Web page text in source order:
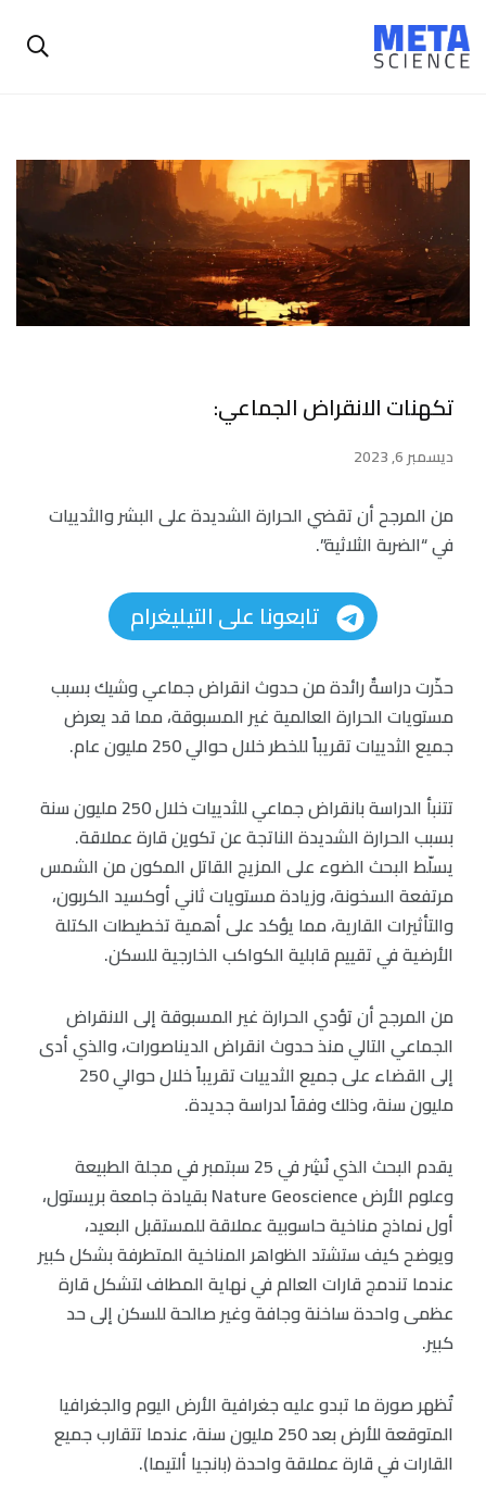
تكهنات الانقراض الجماعي:
ديسمبر 6, 2023
من المرجح أن تقضي الحرارة الشديدة على البشر والثدييات
في “الضربة الثلاثية”.
تابعونا على التيليغرام
حذّرت دراسةٌ رائدة من حدوث انقراض جماعي وشيك بسبب
مستويات الحرارة العالمية غير المسبوقة، مما قد يعرض
جميع الثدييات تقريباً للخطر خلال حوالي 250 مليون عام.
تتنبأ الدراسة بانقراض جماعي للثدييات خلال 250 مليون سنة
بسبب الحرارة الشديدة الناتجة عن تكوين قارة عملاقة.
يسلّط البحث الضوء على المزيج القاتل المكون من الشمس
مرتفعة السخونة، وزيادة مستويات ثاني أوكسيد الكربون،
والتأثيرات القارية، مما يؤكد على أهمية تخطيطات الكتلة
الأرضية في تقييم قابلية الكواكب الخارجية للسكن.
من المرجح أن تؤدي الحرارة غير المسبوقة إلى الانقراض
الجماعي التالي منذ حدوث انقراض الديناصورات، والذي أدى
إلى القضاء على جميع الثدييات تقريباً خلال حوالي 250
مليون سنة، وذلك وفقاً لدراسة جديدة.
يقدم البحث الذي نُشِر في 25 سبتمبر في مجلة الطبيعة
وعلوم الأرض Nature Geoscience بقيادة جامعة بريستول،
أول نماذج مناخية حاسوبية عملاقة للمستقبل البعيد،
ويوضح كيف ستشتد الظواهر المناخية المتطرفة بشكل كبير
عندما تندمج قارات العالم في نهاية المطاف لتشكل قارة
عظمى واحدة ساخنة وجافة وغير صالحة للسكن إلى حد
كبير.
تُظهر صورة ما تبدو عليه جغرافية الأرض اليوم والجغرافيا
المتوقعة للأرض بعد 250 مليون سنة، عندما تتقارب جميع
القارات في قارة عملاقة واحدة (بانجيا ألتيما).